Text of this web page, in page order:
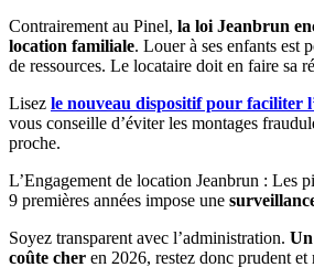
Contrairement au Pinel, la loi Jeanbrun
location familiale. Louer à ses enfants est
de ressources. Le locataire doit en faire sa
Lisez le nouveau dispositif pour faciliter
vous conseille d’éviter les montages
proche.
L’Engagement de location Jeanbrun : Les
9 premières années impose une
Soyez transparent avec l’administration.
coûte cher en 2026, restez donc prudent et